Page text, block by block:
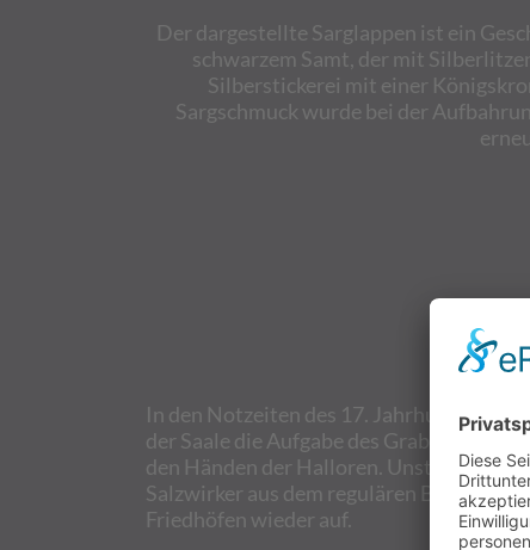
Der dargestellte Sarglappen ist ein
schwarzem Samt, der mit
Silberstickerei mit einer
Sargschmuck wurde bei der
In den Notzeiten des 17. Jahrhunderts,
der Saale die Aufgabe des Grabgeleits.
den Händen der Halloren.
Salzwirker aus dem regulären
Friedhöfen wieder auf.